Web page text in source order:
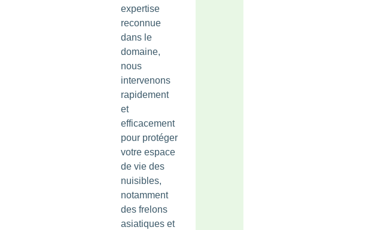
expertise
reconnue
dans le
domaine,
nous
intervenons
rapidement
et
efficacement
pour protéger
votre espace
de vie des
nuisibles,
notamment
des frelons
asiatiques et